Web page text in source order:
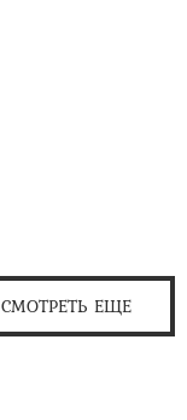
СМОТРЕТЬ ЕЩЕ